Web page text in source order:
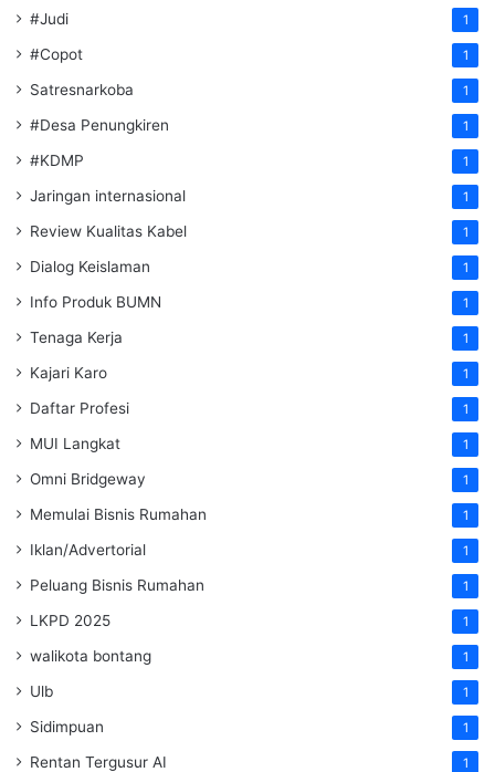
#Judi 1
#Copot 1
Satresnarkoba 1
#Desa Penungkiren 1
#KDMP 1
Jaringan internasional 1
Review Kualitas Kabel 1
Dialog Keislaman 1
Info Produk BUMN 1
Tenaga Kerja 1
Kajari Karo 1
Daftar Profesi 1
MUI Langkat 1
Omni Bridgeway 1
Memulai Bisnis Rumahan 1
Iklan/Advertorial 1
Peluang Bisnis Rumahan 1
LKPD 2025 1
walikota bontang 1
Ulb 1
Sidimpuan 1
Rentan Tergusur AI 1